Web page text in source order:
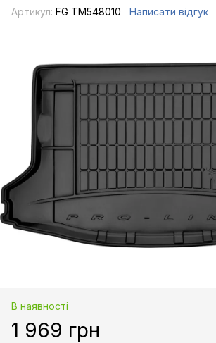
Артикул: FG TM548010 Написати відгук
В наявності
1 969 грн